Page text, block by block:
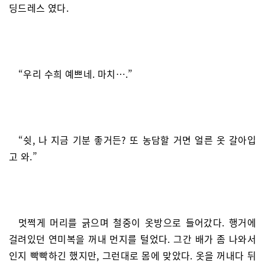
딩드레스 였다.
“우리 수희 예쁘네. 마치….”
“쉿, 나 지금 기분 좋거든? 또 농담할 거면 얼른 옷 갈아입
고 와.”
멋쩍게 머리를 긁으며 철중이 옷방으로 들어갔다. 행거에
걸려있던 연미복을 꺼내 먼지를 털었다. 그간 배가 좀 나와서
인지 빡빡하긴 했지만, 그런대로 몸에 맞았다. 옷을 꺼내다 뒤